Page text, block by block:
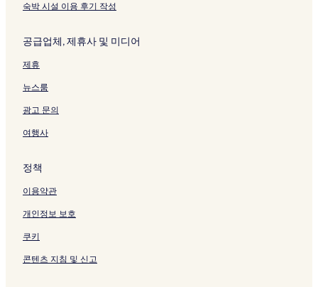
숙박 시설 이용 후기 작성
공급업체, 제휴사 및 미디어
제휴
뉴스룸
광고 문의
여행사
정책
이용약관
개인정보 보호
쿠키
콘텐츠 지침 및 신고